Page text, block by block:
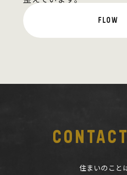
FLOW
住まいのこと